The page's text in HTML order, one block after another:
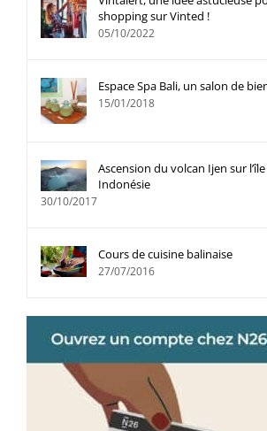
shopping sur Vinted !
05/10/2022
Espace Spa Bali, un salon de
15/01/2018
Ascension du volcan Ijen sur l’île
Indonésie
30/10/2017
Cours de cuisine balinaise
27/07/2016